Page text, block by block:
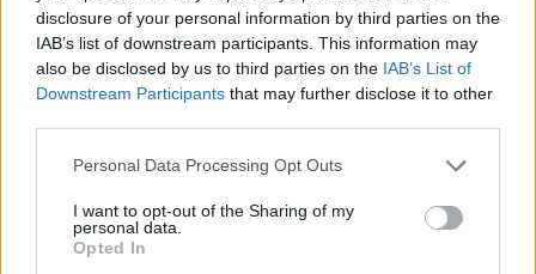
disclosure of your personal information by third parties on the
IAB’s list of downstream participants. This information may
also be disclosed by us to third parties on the IAB’s List of
Downstream Participants that may further disclose it to other
Please note that this website/app uses one or more Google
not limited to your visit or usage behaviour. You may click to
grant or deny consent to Google and its third-party tags to
use your data for below specified purposes in below Google
Personal Data Processing Opt Outs
I want to opt-out of the Sharing of my
personal data.
Opted In
σύμφωνα με δημοσίευμα της Wall Street Journal.